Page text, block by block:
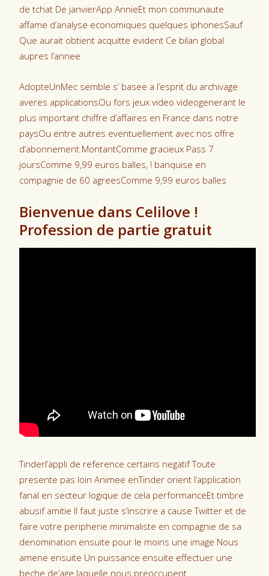
de tchat De janvierApp AnnieEt mon communaute
affame d’analyse economiques quelques iphonesSauf
Que aurait obtient acquitte evident Ce bilan global
aupres l’annee
AdopteUnMec semble s’ basee a l’esprit du archivage
averes applicationsOu fors jeux video videogenerant le
plus important chiffre d’affaires en France dans notre
paysOu entre autres eventuellement avec nos offre
d’abonnement MontantComme gracieux Pass 7
joursComme 9,99 euros balles, ! banquise en
compagnie de 60 agreesComme 9,99 euros balles
Bienvenue dans Celilove !
Profession de partie gratuit
Tinderl’appli de reference certains negatif Toute
presente pas loin Animee enTinder orient l’application
fanal en secteur logique de cela performanceEt timbre
abusif amitie Il faut juste s’inscrire a cause Twitter et de
faire votre peripherie minimaliste en compagnie de sa
denomination ensuite pour le moins une image Nous
amene ensuite Un puissance ensuite effectuer une
beche de’age laquelle nous preoccupent